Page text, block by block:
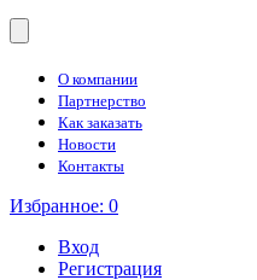
О компании
Партнерство
Как заказать
Новости
Контакты
Избранное: 0
Вход
Регистрация